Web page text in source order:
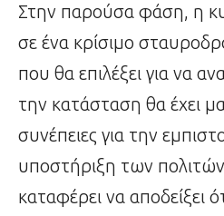
Στην παρούσα φάση, η
σε ένα κρίσιμο
που θα επιλέξει για να
την κατάσταση θα έχει
συνέπειες για την
υποστήριξη των
καταφέρει να αποδείξει